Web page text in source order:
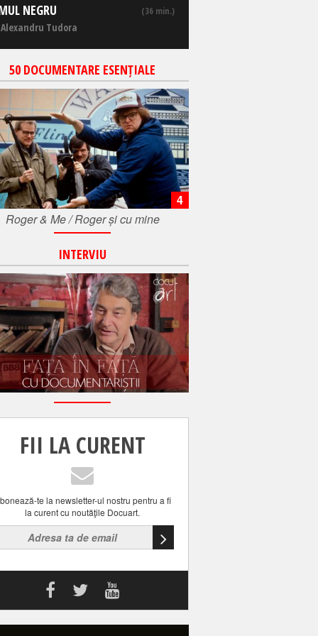
NEGRU (36 min.)
Tudora
50 DOCUMENTARE ESENȚIALE
Roger & Me / Roger și cu mine
4
INTERVIU
FII LA CURENT
te la newsletter-ul nostru pentru a fi
la curent cu noutăţile Docuart.